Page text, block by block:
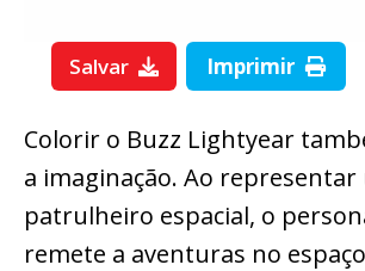
Salvar Imprimir
Colorir o Buzz Lightyear
a imaginação. Ao representar
patrulheiro espacial, o
remete a aventuras no